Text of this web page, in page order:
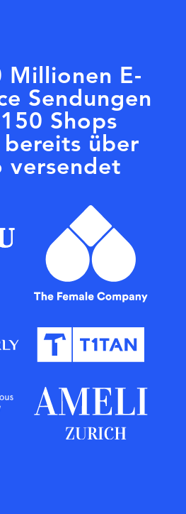
Millionen E-
Sendungen
Shops
über
versendet